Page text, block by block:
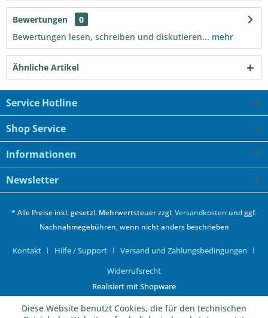
Bewertungen
0
Bewertungen lesen, schreiben und diskutieren... mehr
Ähnliche Artikel
Service Hotline
Shop Service
Informationen
Newsletter
* Alle Preise inkl. gesetzl. Mehrwertsteuer zzgl.Versandkosten und ggf.
Nachnahmegebühren, wenn nicht anders beschrieben
Kontakt Hilfe / Support
Versand und Zahlungsbedingungen
Widerrufsrecht
Realisiert mit Shopware
Diese Website benutzt Cookies, die für den technischen